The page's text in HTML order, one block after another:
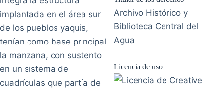
implantada en el área sur
de los pueblos yaquis,
tenían como base principal
la manzana, con sustento
en un sistema de
cuadrículas que partía de
Archivo Histórico y
Biblioteca Central del
Agua
Licencia de uso